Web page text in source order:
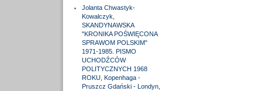
Jolanta Chwastyk-
Kowalczyk,
SKANDYNAWSKA
"KRONIKA POŚWIĘCONA
SPRAWOM POLSKIM"
1971-1985. PISMO
UCHODŹCÓW
POLITYCZNYCH 1968
ROKU, Kopenhaga -
Pruszcz Gdański - Londyn,